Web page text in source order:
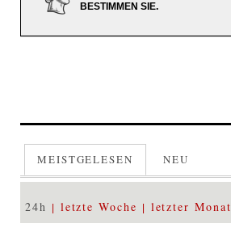
BESTIMMEN SIE.
MEISTGELESEN NEU
24h letzte Woche letzter Monat